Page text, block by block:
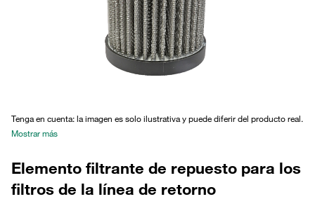
Tenga en cuenta: la imagen es solo ilustrativa y puede diferir del producto real.
Mostrar más
Elemento filtrante de repuesto para los
filtros de la línea de retorno